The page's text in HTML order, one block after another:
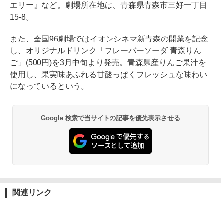
エリー』など。劇場所在地は、青森県青森市三好一丁目
15-8。
また、全国96劇場ではイオンシネマ新青森の開業を記念
し、オリジナルドリンク「フレーバーソーダ 青森りん
ご」(500円)を3月中旬より発売。青森県産りんご果汁を
使用し、果実味あふれる甘酸っぱくフレッシュな味わい
になっているという。
Google 検索で当サイトの記事を優先表示させる
関連リンク